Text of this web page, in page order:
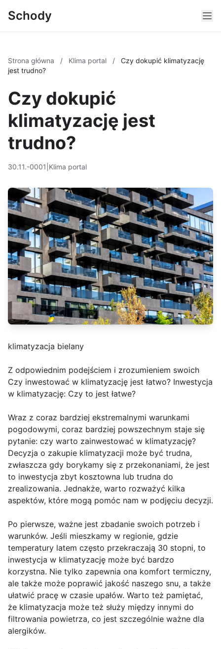
Schody
Strona główna / Klima portal /
Czy dokupić klimatyzację
jest trudno?
Czy dokupić
klimatyzację jest
trudno?
30.11.-0001 Klima portal
klimatyzacja bielany
Z odpowiednim podejściem i zrozumieniem swoich
Czy inwestować w klimatyzację jest łatwo? Inwestycja
w klimatyzację: Czy to jest łatwe?
Wraz z coraz bardziej ekstremalnymi warunkami
pogodowymi, coraz bardziej powszechnym staje się
pytanie: czy warto zainwestować w klimatyzację?
Decyzja o zakupie klimatyzacji może być trudna,
zwłaszcza gdy borykamy się z przekonaniami, że jest
to inwestycja zbyt kosztowna lub trudna do
zrealizowania. Jednakże, warto rozważyć kilka
aspektów, które mogą pomóc nam w podjęciu decyzji.
Po pierwsze, ważne jest zbadanie swoich potrzeb i
warunków. Jeśli mieszkamy w regionie, gdzie
temperatury latem często przekraczają 30 stopni, to
inwestycja w klimatyzację może być bardzo
korzystna. Nie tylko zapewnia ona komfort termiczny,
ale także może poprawić jakość naszego snu, a także
ułatwić pracę w czasie upałów. Warto też pamiętać,
że klimatyzacja może też służy między innymi do
filtrowania powietrza, co jest szczególnie ważne dla
alergików.